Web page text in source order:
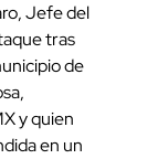
Jefe del
tras
de
y quien
en un